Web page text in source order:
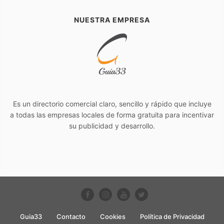
NUESTRA EMPRESA
Es un directorio comercial claro, sencillo y rápido que incluye
a todas las empresas locales de forma gratuita para incentivar
su publicidad y desarrollo.
Guia33 Contacto Cookies Política de Privacidad